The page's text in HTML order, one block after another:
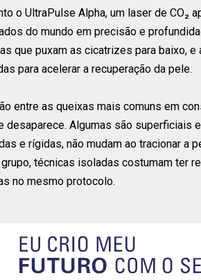
o UltraPulse Alpha, um laser de CO₂
do mundo em precisão e
que puxam as cicatrizes para baixo,
para acelerar a recuperação da pele.
entre as queixas mais comuns em
desaparece. Algumas são superficiais
e rígidas, não mudam ao tracionar a
técnicas isoladas costumam ter
no mesmo protocolo.